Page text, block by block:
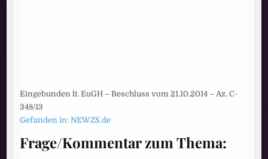
Eingebunden lt. EuGH – Beschluss vom 21.10.2014 – Az. C-
348/13
Gefunden in: NEWZS.de
Frage/Kommentar zum Thema: